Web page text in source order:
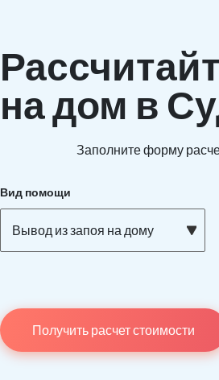
на дом в
Заполните форму
Вид помощи
Вывод из запоя на дому
Получить расчет стоимости